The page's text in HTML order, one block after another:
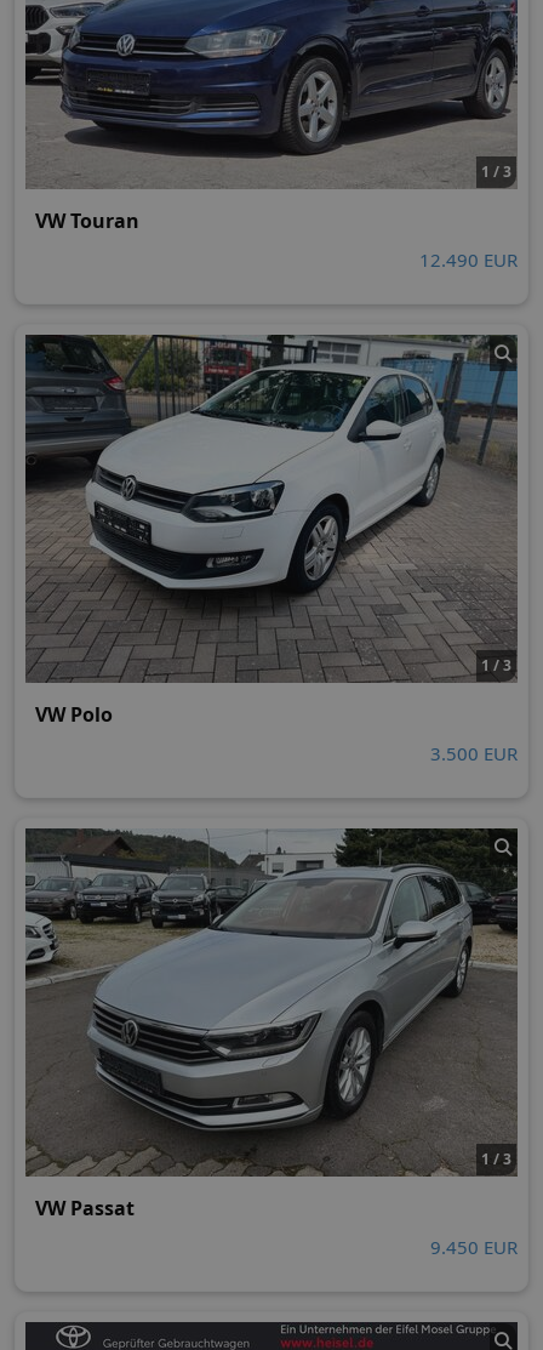
1 / 3
VW Touran
12.490 EUR
1 / 3
VW Polo
3.500 EUR
1 / 3
VW Passat
9.450 EUR